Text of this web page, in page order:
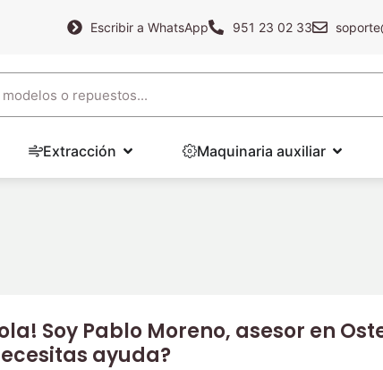
Escribir a WhatsApp 951 23 02 33
Extracción Maquinaria auxiliar
Soy Pablo Moreno, asesor en
ayuda?